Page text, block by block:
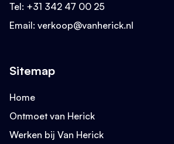
Tel: +31 342 47 00 25
Email: verkoop@vanherick.nl
Sitemap
Home
Ontmoet van Herick
Werken bij Van Herick
Bekijk ons aanbod
Bel met het team
+31 342 47 00 25